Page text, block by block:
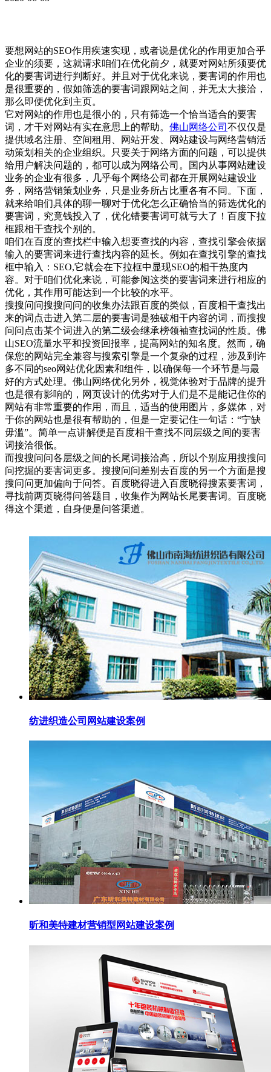
要想网站的SEO作用疾速实现，或者说是优化的作用更加合乎
企业的须要，这就请求咱们在优化前夕，就要对网站所须要优
化的要害词进行判断好。并且对于优化来说，要害词的作用也
是很重要的，假如筛选的要害词跟网站之间，并无太大接洽，
那么即便优化到主页。
它对网站的作用也是很小的，只有筛选一个恰当适合的要害
词，才干对网站有实在意思上的帮助。 佛山网络公司 不仅仅是
提供域名注册、空间租用、网站开发、网站建设与网络营销活
动策划相关的企业组织。只要关于网络方面的问题，可以提供
给用户解决问题的，都可以成为网络公司。国内从事网站建设
业务的企业有很多，几乎每个网络公司都在开展网站建设业
务，网络营销策划业务，只是业务所占比重各有不同。下面，
就来给咱们具体的聊一聊对于优化怎么正确恰当的筛选优化的
要害词，究竟钱投入了，优化错要害词可就亏大了！百度下拉
框跟相干查找个别的。
咱们在百度的查找栏中输入想要查找的内容，查找引擎会依据
输入的要害词来进行查找内容的延长。例如在查找引擎的查找
框中输入：SEO,它就会在下拉框中显现SEO的相干热度内
容。对于咱们优化来说，可能参阅这类的要害词来进行相应的
优化，其作用可能达到一个比较的水平。
搜搜问问搜搜问问的收集办法跟百度的类似，百度相干查找出
来的词点击进入第二层的要害词是独破相干内容的词，而搜搜
问问点击某个词进入的第二级会继承榜领袖查找词的性质。佛
山SEO流量水平和投资回报率，提高网站的知名度。然而，确
保您的网站完全兼容与搜索引擎是一个复杂的过程，涉及到许
多不同的seo网站优化因素和组件，以确保每一个环节是与最
好的方式处理。佛山网络优化另外，视觉体验对于品牌的提升
也是很有影响的，网页设计的优劣对于人们是不是能记住你的
网站有非常重要的作用，而且，适当的使用图片，多媒体，对
于你的网站也是很有帮助的，但是一定要记住一句话：“宁缺
毋滥”。简单一点讲解便是百度相干查找不同层级之间的要害
词接洽很低。
而搜搜问问各层级之间的长尾词接洽高，所以个别应用搜搜问
问挖掘的要害词更多。搜搜问问差别去百度的另一个方面是搜
搜问问更加偏向于问答。百度晓得进入百度晓得搜素要害词，
寻找前两页晓得问答题目，收集作为网站长尾要害词。百度晓
得这个渠道，自身便是问答渠道。
纺进织造公司网站建设案例
昕和美特建材营销型网站建设案例